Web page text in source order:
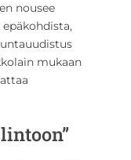
nousee
mukaan